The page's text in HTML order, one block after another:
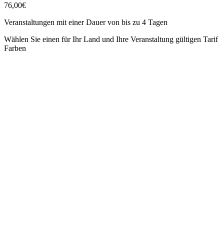
76,00€
Veranstaltungen mit einer Dauer von bis zu 4 Tagen
Wählen Sie einen für Ihr Land und Ihre Veranstaltung gültigen Tarif
Farben